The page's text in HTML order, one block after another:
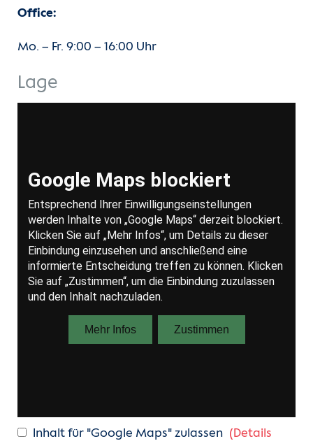
Kontakt & Anfahrt
Office:
Mo. – Fr. 9:00 – 16:00 Uhr
Lage
Inhalt für "Google Maps" zulassen (Details